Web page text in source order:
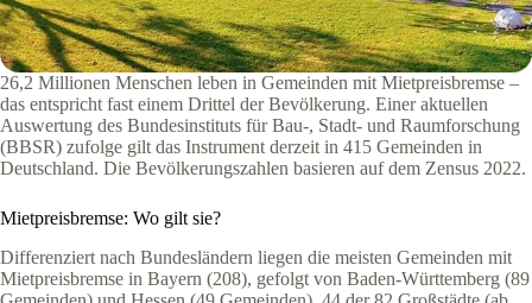
26,2 Millionen Menschen leben in Gemeinden mit Mietpreisbremse –
das entspricht fast einem Drittel der Bevölkerung. Einer aktuellen
Auswertung des Bundesinstituts für Bau-, Stadt- und Raumforschung
(BBSR) zufolge gilt das Instrument derzeit in 415 Gemeinden in
Deutschland. Die Bevölkerungszahlen basieren auf dem Zensus 2022.
Mietpreisbremse: Wo gilt sie?
Differenziert nach Bundesländern liegen die meisten Gemeinden mit
Mietpreisbremse in Bayern (208), gefolgt von Baden-Württemberg (89